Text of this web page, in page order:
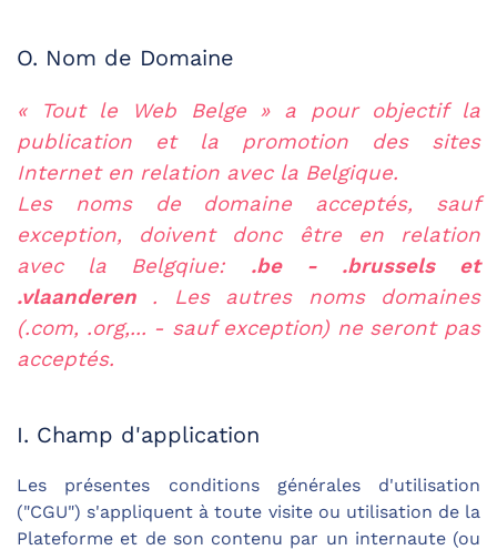
O. Nom de Domaine
« Tout le Web Belge » a pour objectif la
publication et la promotion des sites
Internet en relation avec la Belgique.
Les noms de domaine acceptés, sauf
exception, doivent donc être en relation
avec la Belgqiue: .be - .brussels et
.vlaanderen . Les autres noms domaines
(.com, .org,... - sauf exception) ne seront pas
acceptés.
I. Champ d'application
Les présentes conditions générales d'utilisation
("CGU") s'appliquent à toute visite ou utilisation de la
Plateforme et de son contenu par un internaute (ou